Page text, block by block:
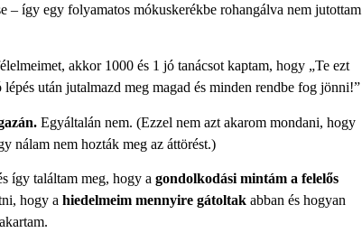
– így egy folyamatos mókuskerékbe rohangálva nem jutottam
akkor 1000 és 1 jó tanácsot kaptam, hogy „Te ezt
után jutalmazd meg magad és minden rendbe fog jönni!”
Egyáltalán nem. (Ezzel nem azt akarom mondani, hogy
nálam nem hozták meg az áttörést.)
így találtam meg, hogy a gondolkodási mintám a felelős
hogy a hiedelmeim mennyire gátoltakabban és hogyan